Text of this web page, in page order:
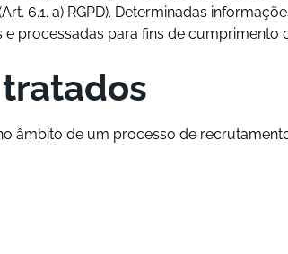
6.1. a) RGPD). Determinadas
processadas para fins de cumprimento
âmbito de um processo de